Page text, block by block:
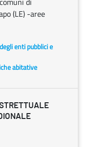
(LE) -aree
enti pubblici e
abitative